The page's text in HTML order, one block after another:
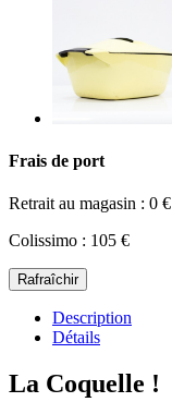
Frais de port
Retrait au magasin : 0 €
Colissimo : 105 €
Description
Détails
La Coquelle !